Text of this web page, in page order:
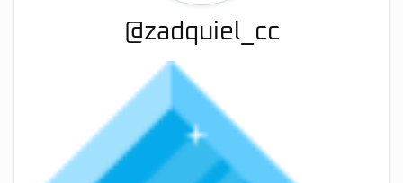
@zadquiel_cc